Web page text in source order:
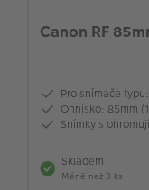
Canon RF
Pro snímače
Ohnisko: 85mm
Snímky s
Skladem
Méně než 3 ks